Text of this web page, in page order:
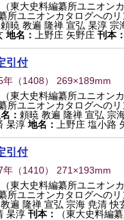
（東大史料編纂所ユニオン
所ユニオンカタログへの
頼暁 教遍 隆禅 宣弘 杲淳
地名： 上野庄 矢野庄 刊本：
引付
年 （1408） 269×189mm
（東大史料編纂所ユニオン
所ユニオンカタログへの
： 頼暁 教遍 隆禅 宣弘 宗
杲淳 地名： 上野庄 塩小路
引付
年 （1410） 271×193mm
（東大史料編纂所ユニオン
所ユニオンカタログへの
教遍 隆禅 宣弘 宗海 尭清 快
杲淳 刊本： （東大史料編